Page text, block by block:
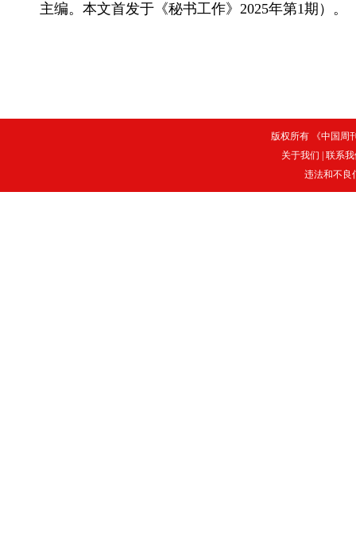
主编。本文首发于《秘书工作》2025年第1期）。
版权所有 《中国周
关于我们
联系
违法和不良